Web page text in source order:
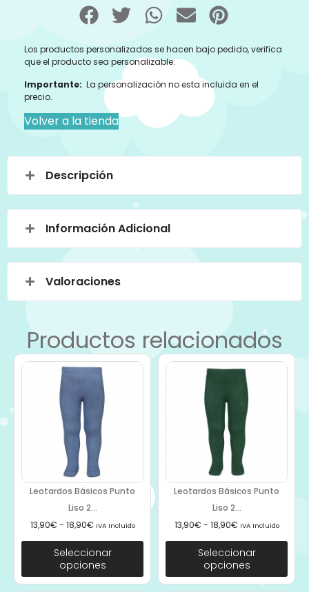
Los productos personalizados se hacen bajo pedido, verifica
que el producto sea personalizable:
Importante: La personalización no esta incluida en el
precio.
Volver a la tienda
Descripción
Información Adicional
Valoraciones
Productos relacionados
Leotardos Básicos Punto
Liso 2...
13,90€ - 18,90€ IVA Incluido
Seleccionar
opciones
Leotardos Básicos Punto
Liso 2...
13,90€ - 18,90€ IVA Incluido
Seleccionar
opciones